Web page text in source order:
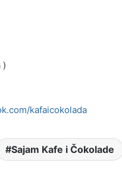
)
kafaicokolada
Sajam Kafe i Čokolade